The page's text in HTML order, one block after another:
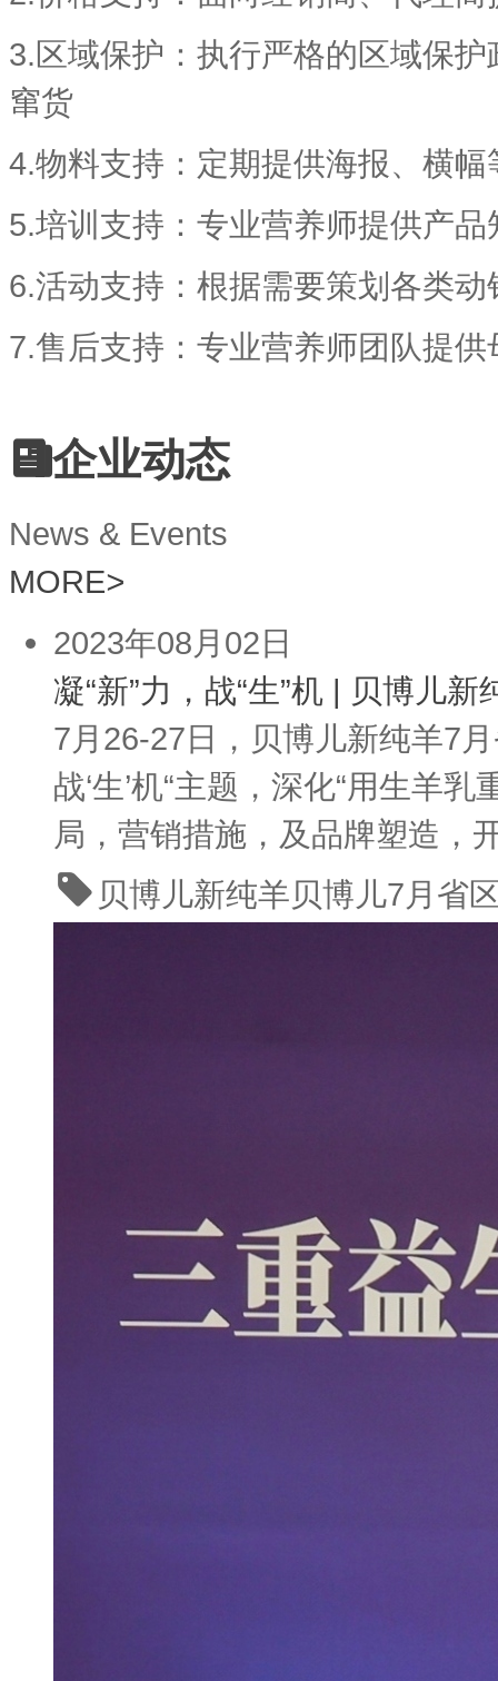
3.区域保护：执行严格的区域保
窜货
4.物料支持：定期提供海报、横
5.培训支持：专业营养师提供产品
6.活动支持：根据需要策划各类
7.售后支持：专业营养师团队提
企业动态
News & Events
MORE>
2023年08月02日
凝“新”力，战“生”机 | 贝博儿
7月26-27日，贝博儿新纯羊7
战‘生’机“主题，深化“用生羊
局，营销措施，及品牌塑造，
贝博儿新纯羊贝博儿7月省